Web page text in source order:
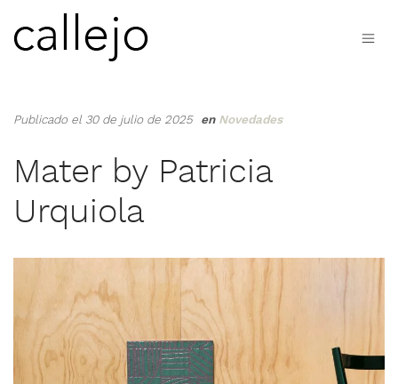
Publicado el 30 de julio de 2025 en Novedades
Mater by Patricia
Urquiola